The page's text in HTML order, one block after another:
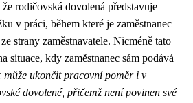
rodičovská dovolená představuje
v práci, během které je zaměstnanec
strany zaměstnavatele. Nicméně tato
situace, kdy zaměstnanec sám podává
může ukončit pracovní poměr i v
dovolené, přičemž není povinen své